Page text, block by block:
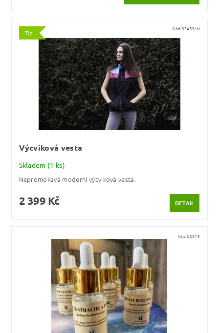
Tip
Kód:32433/M
Výcviková vesta
Skladem (1 ks)
Nepromokavá moderní výcviková vesta.
2 399 Kč DETAIL
Kód:32379